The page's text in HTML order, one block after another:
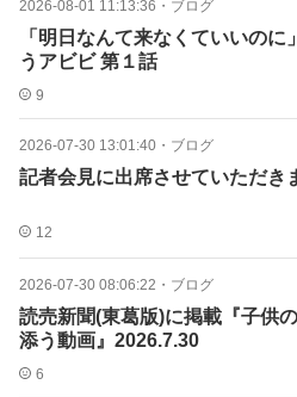
2026-08-01 11:13:36 ・ ブログ
「明日なんて来なくていいのに
うアビビ 第１話
9
2026-07-30 13:01:40 ・ ブログ
記者会見に出席させていただき
12
2026-07-30 08:06:22 ・ ブログ
読売新聞(東葛版)に掲載『子供
添う動画』2026.7.30
6